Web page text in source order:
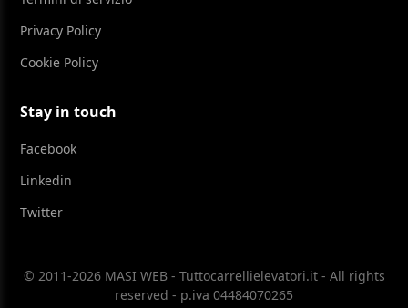
Privacy Policy
Cookie Policy
Stay in touch
Facebook
Linkedin
Twitter
© 2011-2026 MASI WEB - Tuttocarrellielevatori.it - All rights
reserved - p.iva 04484070265